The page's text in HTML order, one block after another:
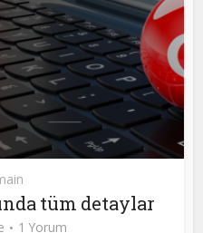
tüm detaylar
1 Yorum